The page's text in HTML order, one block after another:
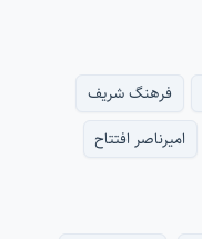
فرهنگ شریف
امیرناصر افتتاح